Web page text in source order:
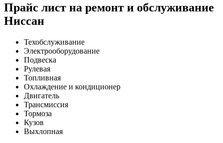
Прайс лист на ремонт и обслуживание
Ниссан
Техобслуживание
Электрооборудование
Подвеска
Рулевая
Топливная
Охлаждение и кондиционер
Двигатель
Трансмиссия
Тормоза
Кузов
Выхлопная